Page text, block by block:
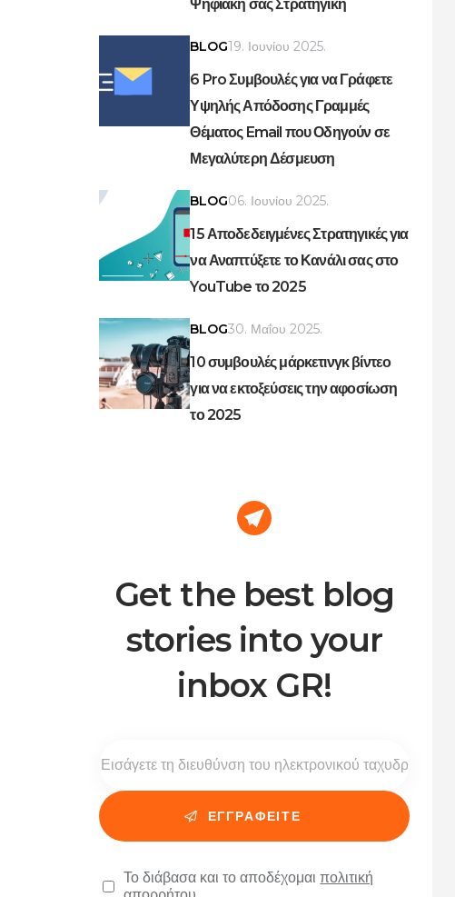
Ψηφιακή σας Στρατηγική
BLOG19. Ιουνίου 2025.
6 Pro Συμβουλές για να Γράφετε
Υψηλής Απόδοσης Γραμμές
Θέματος Email που Οδηγούν σε
Μεγαλύτερη Δέσμευση
BLOG06. Ιουνίου 2025.
15 Αποδεδειγμένες Στρατηγικές για
να Αναπτύξετε το Κανάλι σας στο
YouTube το 2025
BLOG30. Μαΐου 2025.
10 συμβουλές μάρκετινγκ βίντεο
για να εκτοξεύσεις την αφοσίωση
το 2025
Get the best blog
stories into your
inbox GR!
Το διάβασα και το αποδέχομαιπολιτική